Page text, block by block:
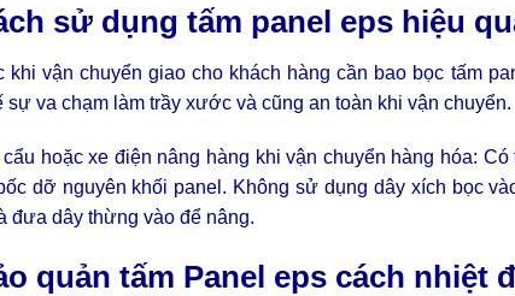
sử dụng tấm panel eps hiệu
khi vận chuyển giao cho khách hàng cần bao bọc tấm
sự va chạm làm trầy xước và cũng an toàn khi vận chuyển.
hoặc xe điện nâng hàng khi vận chuyển hàng hóa:
dỡ nguyên khối panel. Không sử dụng dây xích bọc
đưa dây thừng vào để nâng.
quản tấm Panel eps cách nhiệt